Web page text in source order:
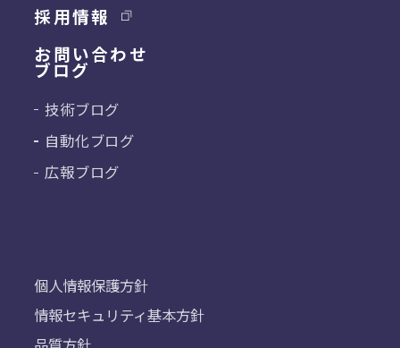
個人情報保護方針
情報セキュリティ基本方針
採用情報
お問い合わせ
ブログ
技術ブログ
自動化ブログ
広報ブログ